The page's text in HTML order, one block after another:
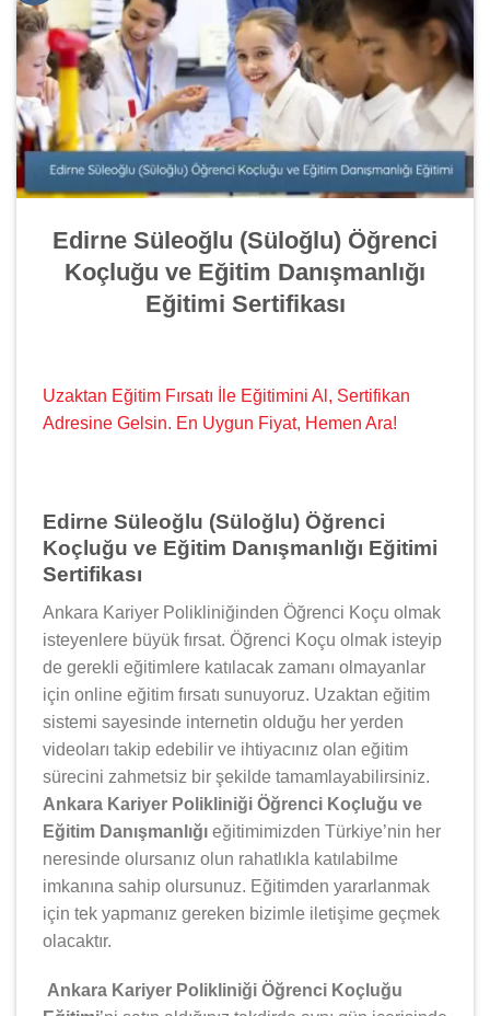
Edirne Süleoğlu (Süloğlu) Öğrenci
Koçluğu ve Eğitim Danışmanlığı
Eğitimi Sertifikası
Uzaktan Eğitim Fırsatı İle Eğitimini Al, Sertifikan
Adresine Gelsin. En Uygun Fiyat, Hemen Ara!
Edirne Süleoğlu (Süloğlu) Öğrenci
Koçluğu ve Eğitim Danışmanlığı Eğitimi
Sertifikası
Ankara Kariyer Polikliniğinden Öğrenci Koçu olmak
isteyenlere büyük fırsat. Öğrenci Koçu olmak isteyip
de gerekli eğitimlere katılacak zamanı olmayanlar
için online eğitim fırsatı sunuyoruz. Uzaktan eğitim
sistemi sayesinde internetin olduğu her yerden
videoları takip edebilir ve ihtiyacınız olan eğitim
sürecini zahmetsiz bir şekilde tamamlayabilirsiniz.
Ankara Kariyer Polikliniği Öğrenci Koçluğu ve
Eğitim Danışmanlığı eğitimimizden Türkiye’nin her
neresinde olursanız olun rahatlıkla katılabilme
imkanına sahip olursunuz. Eğitimden yararlanmak
için tek yapmanız gereken bizimle iletişime geçmek
olacaktır.
Ankara Kariyer Polikliniği Öğrenci Koçluğu